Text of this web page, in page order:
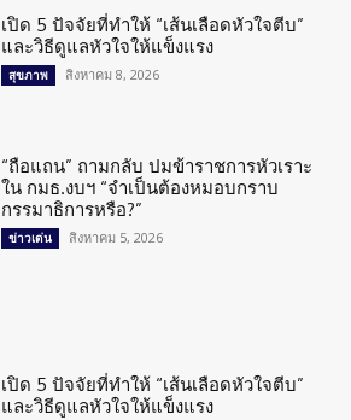
เปิด 5 ปัจจัยที่ทำให้ “เส้นเลือดหัวใจตีบ”
และวิธีดูแลหัวใจให้แข็งแรง
สุขภาพ สิงหาคม 8, 2026
“ถือแถน” ถามกลับ ปมข้าราชการหัวเราะ
ใน กมธ.งบฯ “จำเป็นต้องหมอบกราบ
กรรมาธิการหรือ?”
ข่าวเด่น สิงหาคม 5, 2026
เปิด 5 ปัจจัยที่ทำให้ “เส้นเลือดหัวใจตีบ”
และวิธีดูแลหัวใจให้แข็งแรง